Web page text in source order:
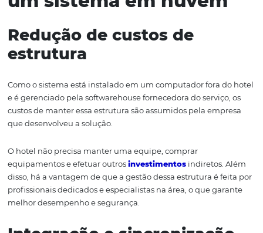
Por isso, as melhores soluçõessão desenvolvidas para
instalados no próprio computador da empresa, mas
forma tão significativa. Não vamos entrar em detalhes
fundamental que você tenha essa informação.
Os ganhos comuns de
um sistema em
Redução de custos de
estrutura